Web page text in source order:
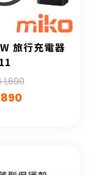
旅行充電器
1,690
890